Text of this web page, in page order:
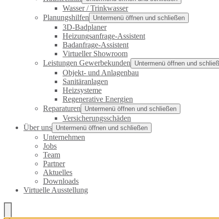
Wasser / Trinkwasser
Planungshilfen
Untermenü öffnen und schließen
3D-Badplaner
Heizungsanfrage-Assistent
Badanfrage-Assistent
Virtueller Showroom
Leistungen Gewerbekunden
Untermenü öffnen und
Objekt- und Anlagenbau
Sanitäranlagen
Heizsysteme
Regenerative Energien
Reparaturen
Untermenü öffnen und schließen
Versicherungsschäden
Über uns Untermenü öffnen und schließen
Unternehmen
Jobs
Team
Partner
Aktuelles
Downloads
Virtuelle Ausstellung